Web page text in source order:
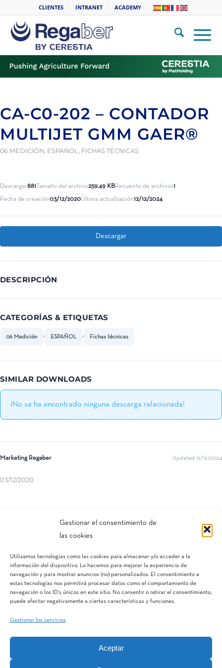
Gestionar el consentimiento de
las cookies
Utilizamos tecnologías como las cookies para almacenar y/o acceder a la
información del dispositivo. Lo hacemos para mejorar la experiencia de
navegación y para mostrar anuncios (no) personalizados. El consentimiento a
estas tecnologías nos permitirá procesar datos como el comportamiento de
navegación o los ID's únicos en este sitio. No consentir o retirar el consentimiento,
puede afectar negativamente a ciertas características y funciones.
Gestionar los servicios
Aceptar
CLIENTES INTRANET ACADEMY
CA-C0-202 – CONTADOR
MULTIJET GMM GAER®
06 MEDICIÓN, ESPAÑOL, FICHAS TÉCNICAS
Descargar881 Tamaño del archivo259.49 KBRecuento de archivos1
Fecha de creación03/12/2020Última actualización12/12/2024
Descargar
DESCRIPCIÓN
CATEGORÍAS & ETIQUETAS
06 Medición , ESPAÑOL , Fichas técnicas
SIMILAR DOWNLOADS
¡No se ha encontrado ninguna descarga relacionada!
Marketing Regaber Updated 12/12/2024
03/12/2020